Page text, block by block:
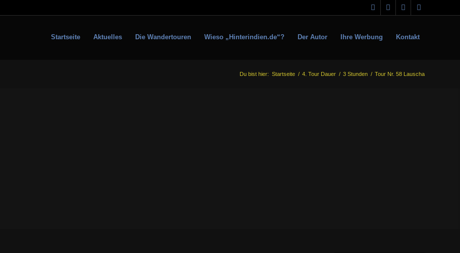
Startseite Aktuelles Die Wandertouren Wieso „Hinterindien.de“? Der Autor Ihre Werbung Kontakt
Du bist hier: Startseite / 4. Tour Dauer / 3 Stunden / Tour Nr. 58 Lauscha